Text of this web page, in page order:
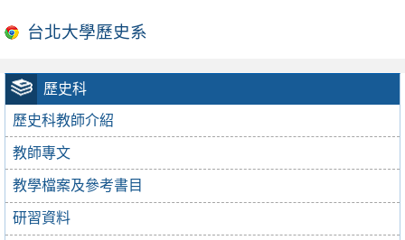
歷史科
歷史科教師介紹
教師專文
教學檔案及參考書目
研習資料
台北大學歷史系